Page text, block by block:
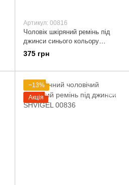
Артикул: 00816
Чоловік шкіряний ремінь під
джинси синього кольору
SHVIGEL 00816
375 грн
−13%
Акція